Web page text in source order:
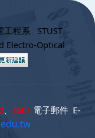
程系 STUST
Electro-Optical
3601 電子郵件 E-